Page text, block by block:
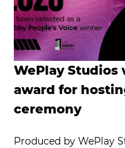
WePlay
award for
ceremony
Produced by WePlay